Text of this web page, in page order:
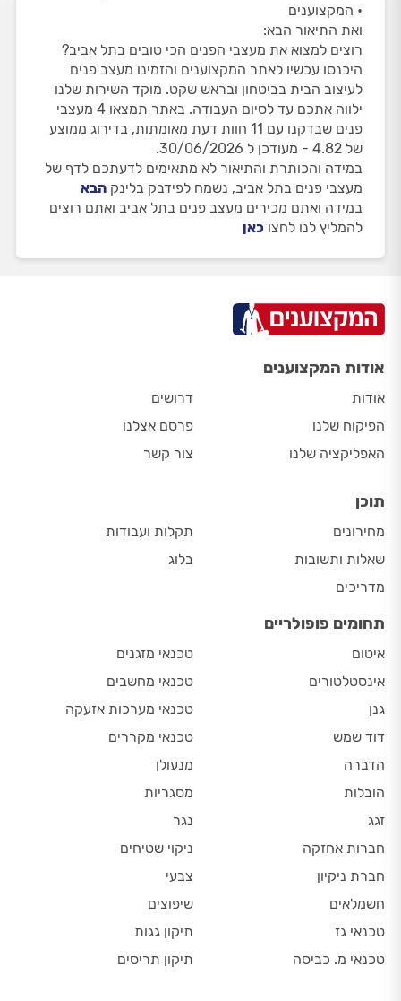
• המקצוענים
ואת התיאור הבא:
רוצים למצוא את מעצבי הפנים הכי טובים בתל אביב?
היכנסו עכשיו לאתר המקצוענים והזמינו מעצב פנים
לעיצוב הבית בביטחון ובראש שקט. מוקד השירות שלנו
ילווה אתכם עד לסיום העבודה. באתר תמצאו 4 מעצבי
פנים שבדקנו עם 11 חוות דעת מאומתות, בדירוג ממוצע
של 4.82 - מעודכן ל 30/06/2026.
במידה והכותרת והתיאור לא מתאימים לדעתכם לדף של
מעצבי פנים בתל אביב, נשמח לפידבק בלינק הבא
במידה ואתם מכירים מעצב פנים בתל אביב ואתם רוצים
להמליץ לנו לחצו כאן
אודות המקצוענים
אודות
הפיקוח שלנו
האפליקציה שלנו
דרושים
פרסם אצלנו
צור קשר
תוכן
מחירונים
שאלות ותשובות
מדריכים
תקלות ועבודות
בלוג
תחומים פופולריים
איטום
אינסטלטורים
גנן
דוד שמש
הדברה
הובלות
זגג
חברות אחזקה
חברת ניקיון
חשמלאים
טכנאי גז
טכנאי מ. כביסה
טכנאי מזגנים
טכנאי מחשבים
טכנאי מערכות אזעקה
טכנאי מקררים
מנעולן
מסגריות
נגר
ניקוי שטיחים
צבעי
שיפוצים
תיקון גגות
תיקון תריסים